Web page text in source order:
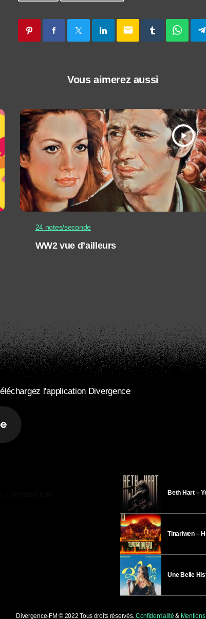
email
Vous aimerez aussi
play_arrow
24 notes/seconde
WW2 vue d’ailleurs
l'application Divergence
Beth Hart –
Tinariwen –
Une Belle
Divergence-FM © 2022 Tous droits réservés. Confidentialité &